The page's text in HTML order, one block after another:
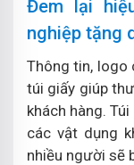
Đem lại
nghiệp tặng
Thông tin, logo
túi giấy giúp
khách hàng.
các vật dụng
nhiều người sẽ